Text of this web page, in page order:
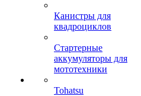
Канистры для
квадроциклов
Стартерные
аккумуляторы для
мототехники
Tohatsu